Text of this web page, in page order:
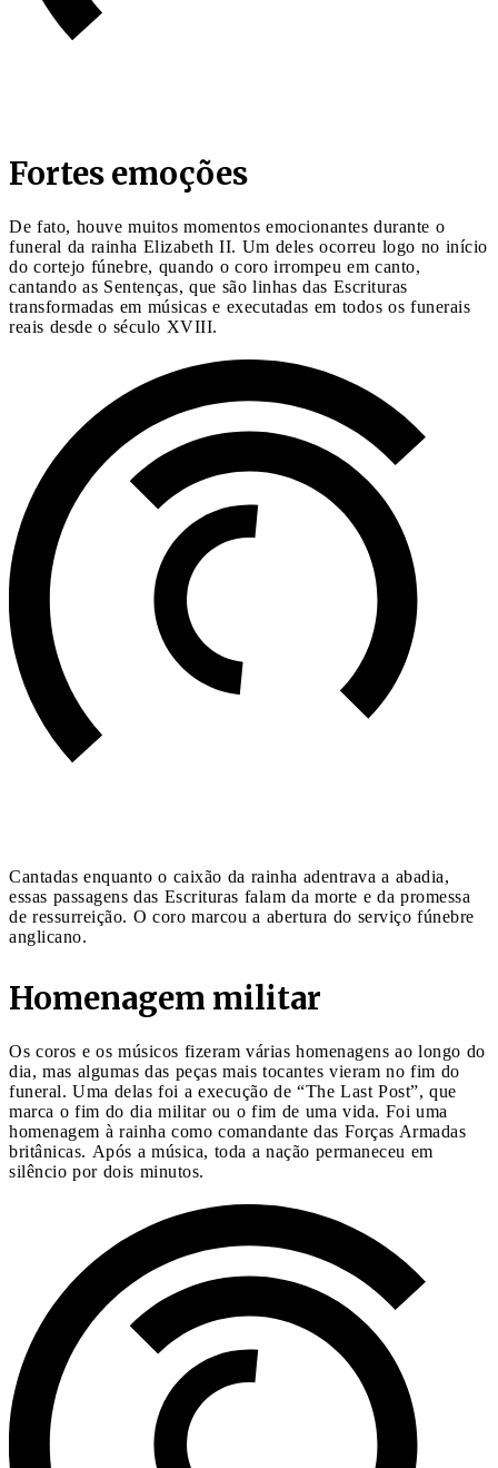
Fortes emoções
De fato, houve muitos momentos emocionantes durante o
funeral da rainha Elizabeth II. Um deles ocorreu logo no início
do cortejo fúnebre, quando o coro irrompeu em canto,
cantando as Sentenças, que são linhas das Escrituras
transformadas em músicas e executadas em todos os funerais
reais desde o século XVIII.
Cantadas enquanto o caixão da rainha adentrava a abadia,
essas passagens das Escrituras falam da morte e da promessa
de ressurreição. O coro marcou a abertura do serviço fúnebre
anglicano.
Homenagem militar
Os coros e os músicos fizeram várias homenagens ao longo do
dia, mas algumas das peças mais tocantes vieram no fim do
funeral. Uma delas foi a execução de “The Last Post”, que
marca o fim do dia militar ou o fim de uma vida. Foi uma
homenagem à rainha como comandante das Forças Armadas
britânicas. Após a música, toda a nação permaneceu em
silêncio por dois minutos.